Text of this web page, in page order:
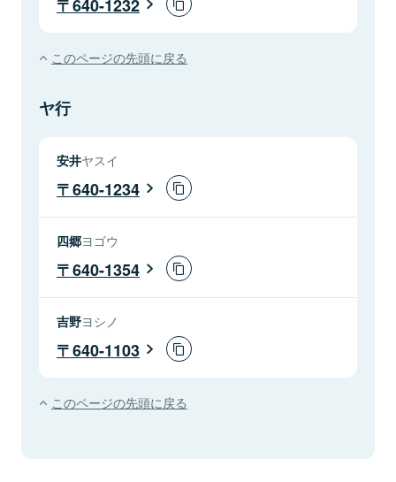
640-1232
このページの先頭に戻る
ヤ行
安井ヤスイ
640-1234
四郷ヨゴウ
640-1354
吉野ヨシノ
640-1103
このページの先頭に戻る